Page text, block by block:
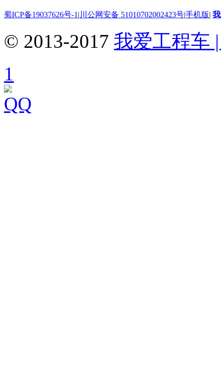
蜀ICP备19037626号-1 | 川公网安备 51010702002423号|手机版|
© 2013-2017 我爱工程车
1